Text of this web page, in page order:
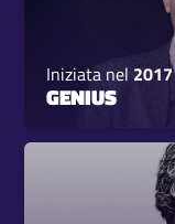
Iniziata nel 2017
GENIUS